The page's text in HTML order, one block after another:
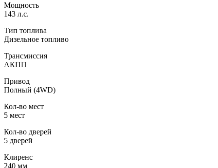
Мощность
143 л.с.
Тип топлива
Дизельное топливо
Трансмиссия
АКПП
Привод
Полный (4WD)
Кол-во мест
5 мест
Кол-во дверей
5 дверей
Клиренс
240 мм